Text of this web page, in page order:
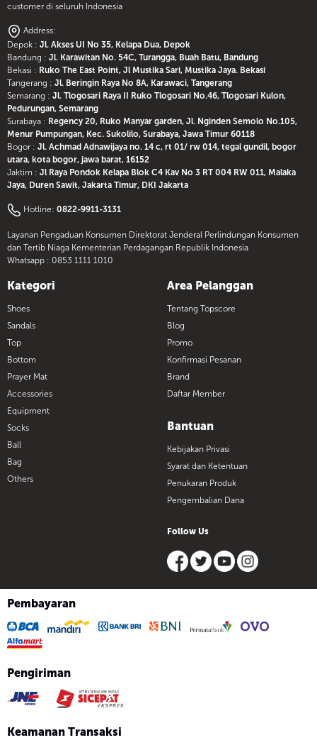
customer di seluruh Indonesia
Address:
Depok : Jl. Akses UI No 35, Kelapa Dua, Depok
Bandung : Jl. Karawitan No. 54C, Turangga, Buah Batu, Bandung
Bekasi : Ruko The East Point, Jl Mustika Sari, Mustika Jaya. Bekasi
Tangerang : Jl. Beringin Raya No 8A, Karawaci, Tangerang
Semarang : Jl. Tlogosari Raya II Ruko Tlogosari No.46, Tlogosari Kulon,
Pedurungan, Semarang
Surabaya : Regency 20, Ruko Manyar garden, Jl. Nginden Semolo No.105,
Menur Pumpungan, Kec. Sukolilo, Surabaya, Jawa Timur 60118
Bogor : Jl. Achmad Adnawijaya no. 14 c, rt 01/ rw 014, tegal gundil, bogor
utara, kota bogor, jawa barat, 16152
Jaktim : Jl Raya Pondok Kelapa Blok C4 Kav No 3 RT 004 RW 011, Malaka
Jaya, Duren Sawit, Jakarta Timur, DKI Jakarta
Hotline: 0822-9911-3131
Layanan Pengaduan Konsumen Direktorat Jenderal Perlindungan Konsumen
dan Tertib Niaga Kementerian Perdagangan Republik Indonesia
Whatsapp : 0853 1111 1010
Kategori
Shoes
Sandals
Top
Bottom
Prayer Mat
Accessories
Equipment
Socks
Ball
Bag
Others
Area Pelanggan
Tentang Topscore
Blog
Promo
Konfirmasi Pesanan
Brand
Daftar Member
Bantuan
Kebijakan Privasi
Syarat dan Ketentuan
Penukaran Produk
Pengembalian Dana
Follow Us
Pembayaran
Pengiriman
Keamanan Transaksi